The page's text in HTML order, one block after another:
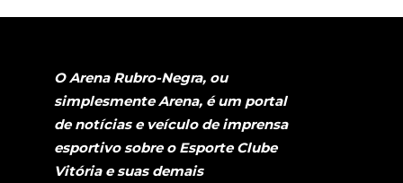
O Arena Rubro-Negra, ou
simplesmente Arena, é um portal
de notícias e veículo de imprensa
esportivo sobre o Esporte Clube
Vitória e suas demais